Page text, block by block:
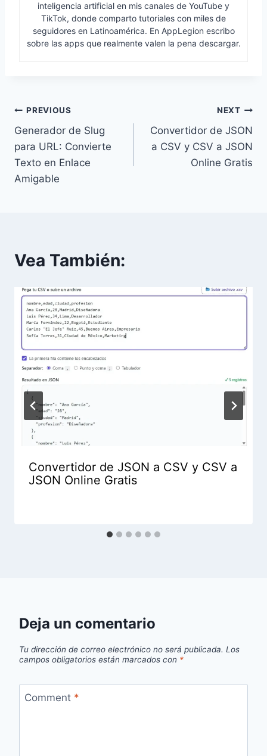
inteligencia artificial en mis canales de YouTube y
TikTok, donde comparto tutoriales con miles de
seguidores en Latinoamérica. En AppLegion escribo
sobre las apps que realmente valen la pena descargar.
Navegación
de
entradas
PREVIOUS
Generador de Slug
para URL: Convierte
Texto en Enlace
Amigable
NEXT
Convertidor de JSON
a CSV y CSV a JSON
Online Gratis
Vea También:
Convertidor de JSON a CSV y CSV a
JSON Online Gratis
Deja un comentario
Tu dirección de correo electrónico no será publicada. Los
campos obligatorios están marcados con *
Comment *